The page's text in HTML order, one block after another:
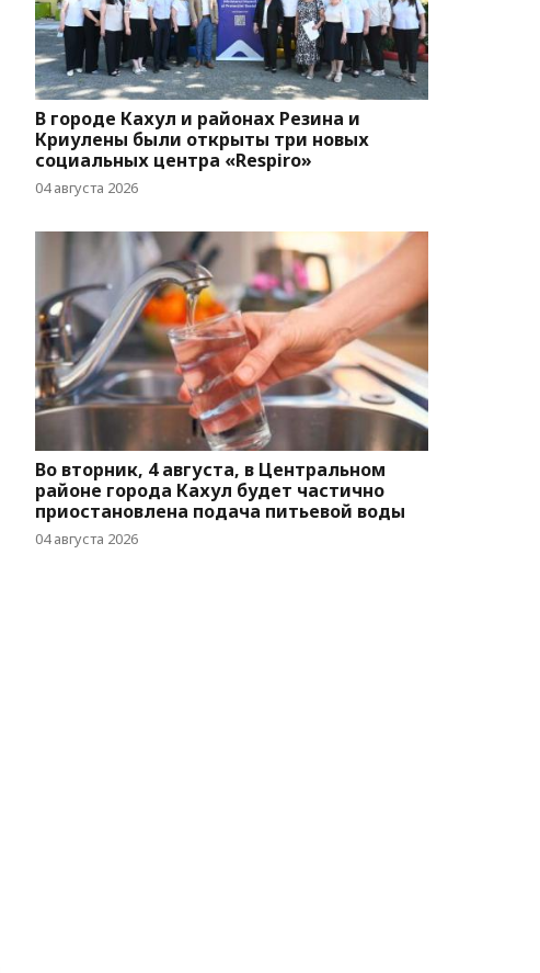
В городе Кахул и районах Резина и
Криулены были открыты три новых
социальных центра «Respiro»
04 августа 2026
Во вторник, 4 августа, в Центральном
районе города Кахул будет частично
приостановлена подача питьевой воды
04 августа 2026